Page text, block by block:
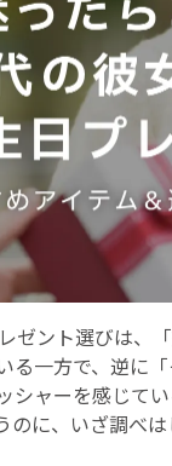
ゼント選びは、
一方で、逆に
シャーを感じて
のに、いざ調べ